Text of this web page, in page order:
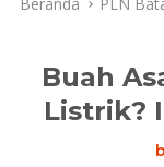
Buah
Listrik?